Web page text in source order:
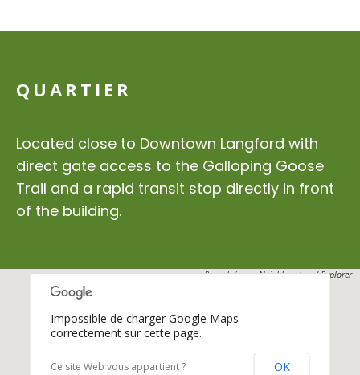
QUARTIER
Located close to Downtown Langford with
direct gate access to the Galloping Goose
Trail and a rapid transit stop directly in front
of the building.
Propulsés parNeighbourhood Explorer
Impossible de charger Google Maps
correctement sur cette page.
Ce site Web vous appartient ? OK